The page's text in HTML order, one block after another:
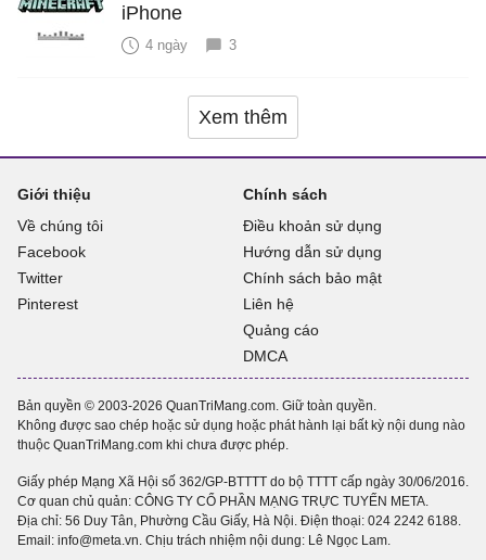
iPhone
4 ngày 3
Xem thêm
Giới thiệu
Về chúng tôi
Facebook
Twitter
Pinterest
Chính sách
Điều khoản sử dụng
Hướng dẫn sử dụng
Chính sách bảo mật
Liên hệ
Quảng cáo
DMCA
Bản quyền © 2003-2026 QuanTriMang.com. Giữ toàn quyền.
Không được sao chép hoặc sử dụng hoặc phát hành lại bất kỳ nội dung nào
thuộc QuanTriMang.com khi chưa được phép.
Giấy phép Mạng Xã Hội số 362/GP-BTTTT do bộ TTTT cấp ngày 30/06/2016.
Cơ quan chủ quản: CÔNG TY CỔ PHẦN MẠNG TRỰC TUYẾN META.
Địa chỉ: 56 Duy Tân, Phường Cầu Giấy, Hà Nội. Điện thoại: 024 2242 6188.
Email: info@meta.vn. Chịu trách nhiệm nội dung: Lê Ngọc Lam.